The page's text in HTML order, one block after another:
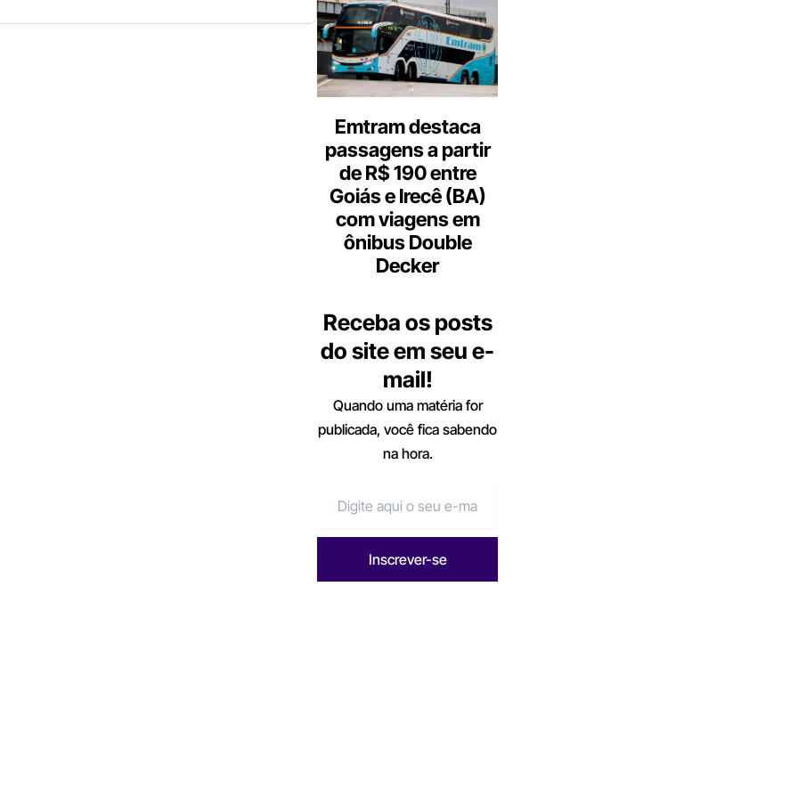
Emtram destaca
passagens a partir
de R$ 190 entre
Goiás e Irecê (BA)
com viagens em
ônibus Double
Decker
Receba os posts
do site em seu e-
mail!
Quando uma matéria for
publicada, você fica sabendo
na hora.
Inscrever-se